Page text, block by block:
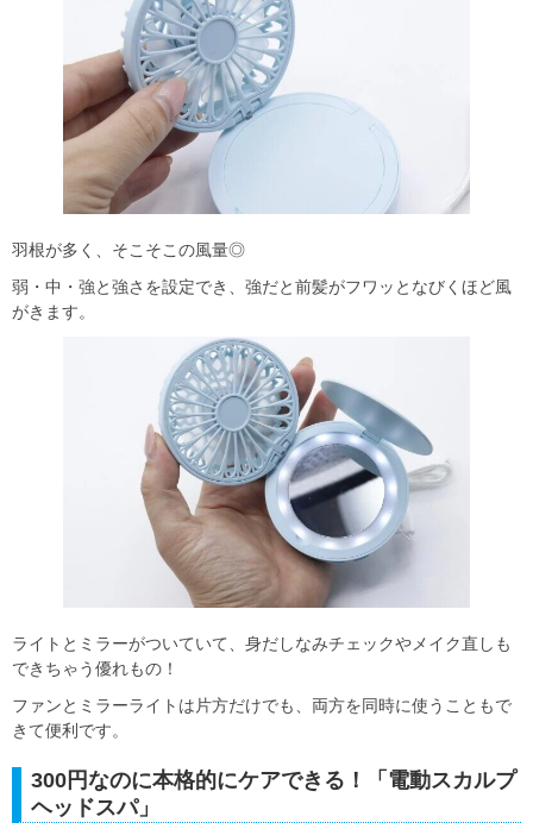
羽根が多く、そこそこの風量◎
弱・中・強と強さを設定でき、強だと前髪がフワッとなびくほど風
がきます。
ライトとミラーがついていて、身だしなみチェックやメイク直しも
できちゃう優れもの！
ファンとミラーライトは片方だけでも、両方を同時に使うこともで
きて便利です。
300円なのに本格的にケアできる！「電動スカルプ
ヘッドスパ」